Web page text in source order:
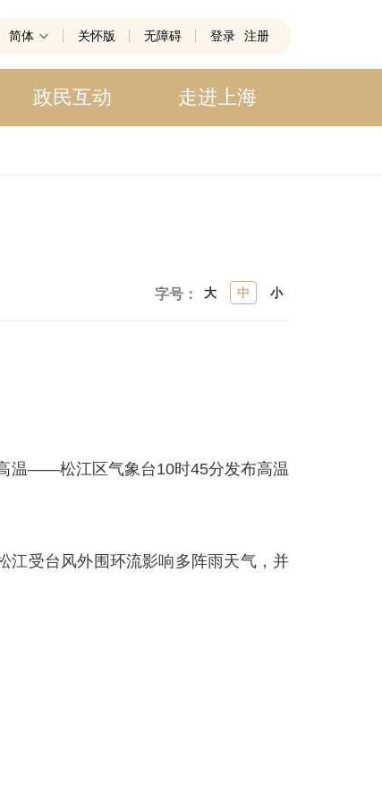
简体 关怀版 无障碍 登录 注册
政民互动 走进上海
字号： 大 中 小
温——松江区气象台10时45分发布高温
受台风外围环流影响多阵雨天气，并